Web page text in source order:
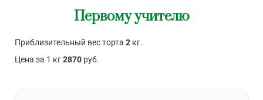
Первому учителю
Приблизительный вес торта 2 кг.
Цена за 1 кг2870 руб.